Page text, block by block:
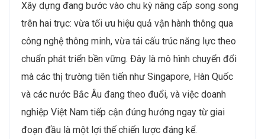
Xây dựng đang bước vào chu kỳ nâng cấp song song
trên hai trục: vừa tối ưu hiệu quả vận hành thông qua
công nghệ thông minh, vừa tái cấu trúc năng lực theo
chuẩn phát triển bền vững. Đây là mô hình chuyển đổi
mà các thị trường tiên tiến như Singapore, Hàn Quốc
và các nước Bắc Âu đang theo đuổi, và việc doanh
nghiệp Việt Nam tiếp cận đúng hướng ngay từ giai
đoạn đầu là một lợi thế chiến lược đáng kể.